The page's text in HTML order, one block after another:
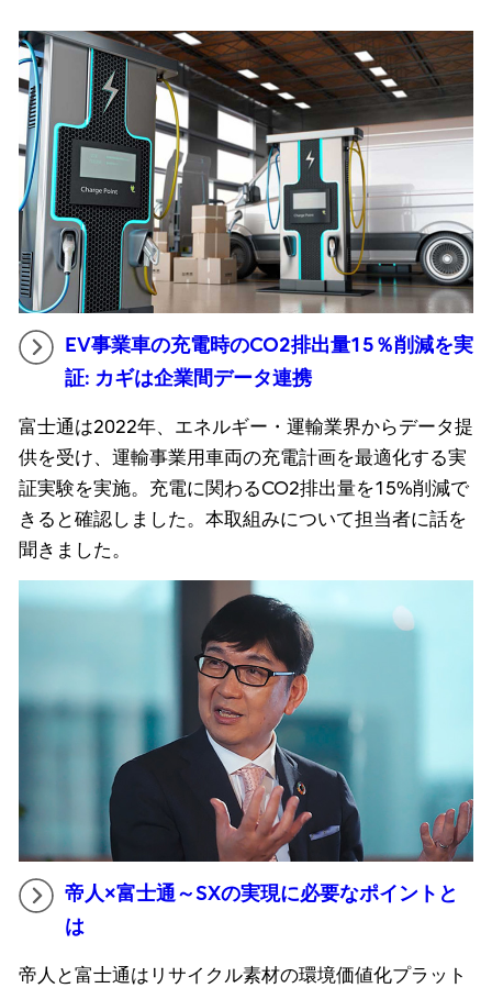
EV事業車の充電時のCO2排出量15％削減を実
証: カギは企業間データ連携
富士通は2022年、エネルギー・運輸業界からデータ提
供を受け、運輸事業用車両の充電計画を最適化する実
証実験を実施。充電に関わるCO2排出量を15%削減で
きると確認しました。本取組みについて担当者に話を
聞きました。
帝人×富士通～SXの実現に必要なポイントと
は
帝人と富士通はリサイクル素材の環境価値化プラット